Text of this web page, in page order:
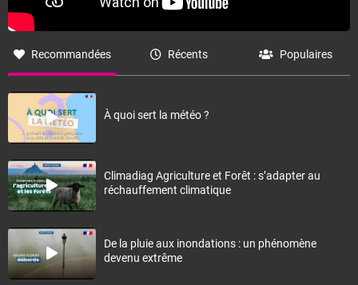
Recommandées Récents Populaires
À quoi sert la météo ?
Climadiag Agriculture et Forêt : s’adapter au
réchauffement climatique
De la pluie aux inondations : un phénomène
devenu extrême